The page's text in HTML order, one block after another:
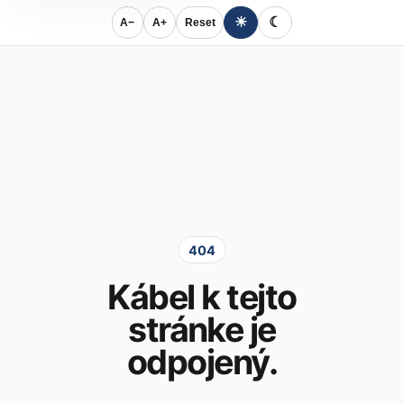
A− A+ Reset ☀ ☾
404
Kábel k tejto
stránke je
odpojený.